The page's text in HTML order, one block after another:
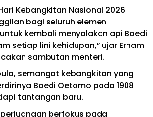
Kebangkitan Nasional 2026
bagi seluruh elemen
kembali menyalakan api Boedi
setiap lini kehidupan,” ujar Erham
sambutan menteri.
semangat kebangkitan yang
Boedi Oetomo pada 1908
tantangan baru.
berfokus pada